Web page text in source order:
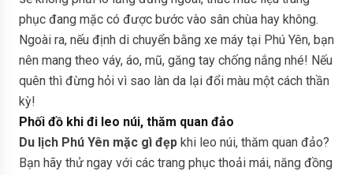
phục đang mặc có được bước vào sân chùa hay không.
Ngoài ra, nếu định di chuyển bằng xe máy tại Phú Yên, bạn
nên mang theo váy, áo, mũ, găng tay chống nắng nhé! Nếu
quên thì đừng hỏi vì sao làn da lại đổi màu một cách thần
kỳ!
Phối đồ khi đi leo núi, thăm quan đảo
Du lịch Phú Yên mặc gì đẹp khi leo núi, thăm quan đảo?
Bạn hãy thử ngay với các trang phục thoải mái, năng đồng